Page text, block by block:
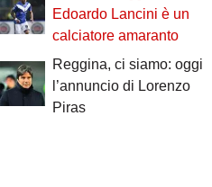
Edoardo Lancini è un
calciatore amaranto
Reggina, ci siamo: oggi
l’annuncio di Lorenzo
Piras